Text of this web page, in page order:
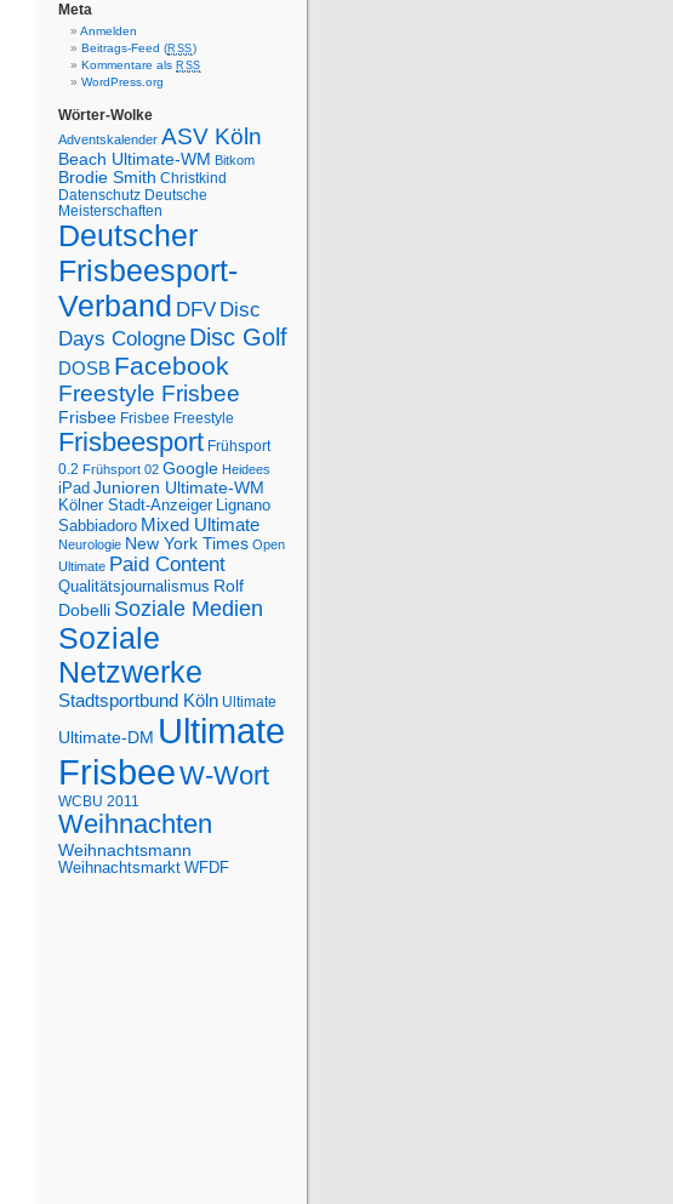
Meta
Anmelden
Beitrags-Feed (RSS)
Kommentare als RSS
WordPress.org
Wörter-Wolke
Adventskalender ASV Köln
Beach Ultimate-WM Bitkom
Brodie Smith Christkind
Datenschutz Deutsche
Meisterschaften
Deutscher
Frisbeesport-
Verband DFV Disc
Days Cologne Disc Golf
DOSB Facebook
Freestyle Frisbee
Frisbee Frisbee Freestyle
Frisbeesport Frühsport
0.2 Frühsport 02 Google Heidees
iPad Junioren Ultimate-WM
Kölner Stadt-Anzeiger Lignano
Sabbiadoro Mixed Ultimate
Neurologie New York Times Open
Ultimate Paid Content
Qualitätsjournalismus Rolf
Dobelli Soziale Medien
Soziale
Netzwerke
Stadtsportbund Köln Ultimate
Ultimate-DM Ultimate
FrisbeeW-Wort
WCBU 2011
Weihnachten
Weihnachtsmann
Weihnachtsmarkt WFDF